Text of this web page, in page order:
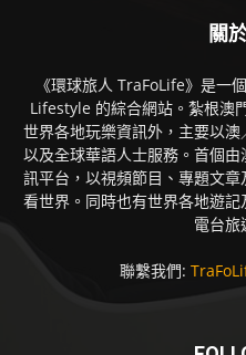
關
《環球旅人 TraFoLife》是一
Lifestyle 的綜合網站。紮根澳
世界各地玩樂資訊外，主要以
以及全球華語人士服務。首個
訊平台，以視頻節目、專題文
看世界。同時也有世界各地遊
電台旅
聯繫我們: